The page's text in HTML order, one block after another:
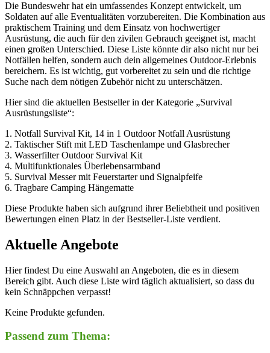
Die Bundeswehr hat ⁤ein ‌umfassendes Konzept entwickelt, um
Soldaten auf ⁣alle Eventualitäten ​vorzubereiten. Die Kombination aus
praktischem Training und dem Einsatz von‌ hochwertiger
Ausrüstung, die auch ⁣für den zivilen Gebrauch ​geeignet ist, macht
einen großen ⁢Unterschied. ⁣Diese Liste​ könnte dir also nicht nur bei
Notfällen helfen, sondern auch dein allgemeines Outdoor-Erlebnis
bereichern. Es ist wichtig, gut vorbereitet zu sein⁢ und⁣ die richtige
Suche nach dem nötigen‍ Zubehör nicht ‌zu unterschätzen.
Hier⁤ sind die aktuellen⁤ Bestseller in der Kategorie „Survival
⁣Ausrüstungsliste“:
1. ‍Notfall Survival Kit, 14 ‌in 1 Outdoor Notfall Ausrüstung
2. ‍Taktischer Stift mit LED Taschenlampe und Glasbrecher
3. Wasserfilter Outdoor Survival Kit
4. Multifunktionales Überlebensarmband
5. Survival Messer mit ⁤Feuerstarter und Signalpfeife
6. Tragbare Camping Hängematte
Diese Produkte haben sich aufgrund ihrer Beliebtheit und positiven
Bewertungen einen Platz in der Bestseller-Liste verdient.
Aktuelle Angebote
Hier findest Du eine Auswahl an Angeboten, die es in diesem
Bereich gibt. Auch diese Liste wird täglich aktualisiert, so dass du
kein Schnäppchen verpasst!
Keine Produkte gefunden.
Passend zum Thema: